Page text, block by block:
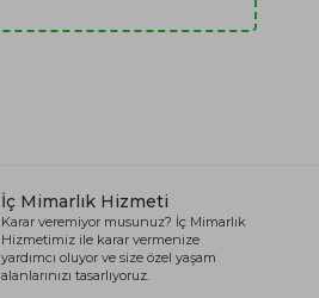
İç Mimarlık Hizmeti
Karar veremiyor musunuz? İç Mimarlık
Hizmetimiz ile karar vermenize
yardımcı oluyor ve size özel yaşam
alanlarınızı tasarlıyoruz.